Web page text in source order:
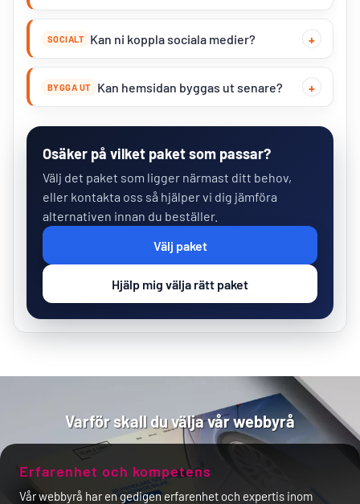
SOCIALT Kan ni koppla sociala medier?
BYGGA UT Kan hemsidan byggas ut senare?
Osäker på vilket paket som passar?
Välj det paket som ligger närmast ditt behov,
eller kontakta oss så hjälper vi dig jämföra
alternativen innan du beställer.
Välj paket
Hjälp mig välja rätt paket
Varför skall du välja vår webbyrå
Erfarenhet och kompetens
Vår webbyrå har en gedigen erfarenhet och expertis inom